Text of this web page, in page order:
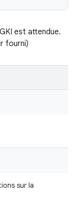
est attendue.
fourni)
sur la